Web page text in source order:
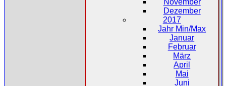
Dezember
2017
Jahr Min/Max
Januar
Februar
März
April
Mai
Juni